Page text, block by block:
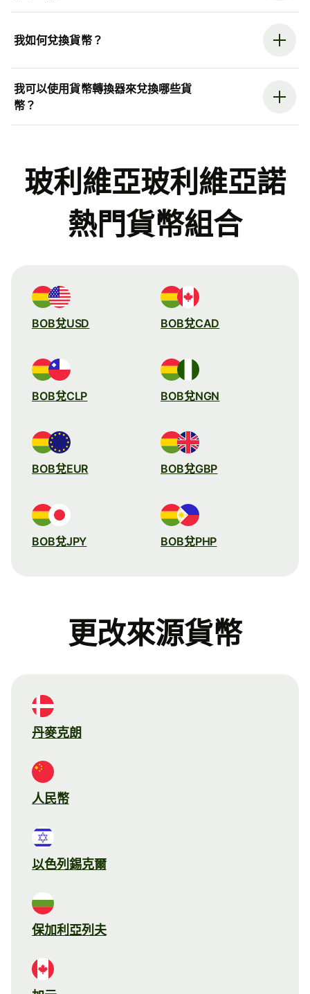
我如何兌換貨幣？
我可以使用貨幣轉換器來兌換哪些貨
幣？
玻利維亞玻利維亞諾
熱門貨幣組合
BOB兌USD BOB兌CAD
BOB兌CLP BOB兌NGN
BOB兌EUR BOB兌GBP
BOB兌JPY BOB兌PHP
更改來源貨幣
丹麥克朗
人民幣
以色列錫克爾
保加利亞列夫